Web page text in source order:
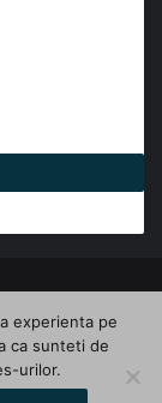
experienta pe
ca sunteti de
urilor.